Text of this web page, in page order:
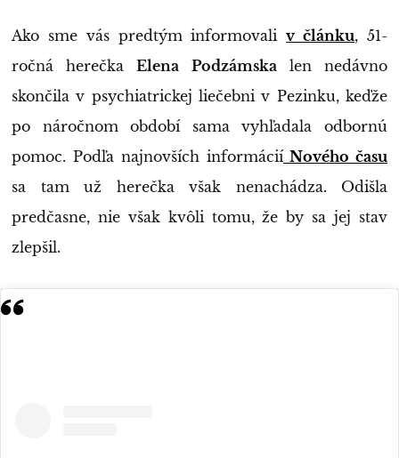
Ako sme vás predtým informovaliv článku, 51-
ročná herečkaElena Podzámska len nedávno
skončila v psychiatrickej liečebni v Pezinku, keďže
po náročnom období sama vyhľadala odbornú
pomoc. Podľa najnovších informáciíNového času
sa tam už herečka však nenachádza. Odišla
predčasne, nie však kvôli tomu, že by sa jej stav
zlepšil.